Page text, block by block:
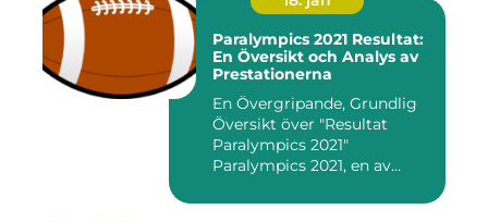
Paralympics 2021 Resultat:
En Översikt och Analys av
Prestationerna
En Övergripande, Grundlig
Översikt över "Resultat
Paralympics 2021"
Paralympics 2021, en av